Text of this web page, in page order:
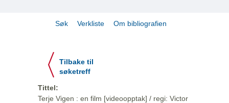
Søk Verkliste Om bibliografien
Tilbake til
søketreff
Tittel:
Terje Vigen : en film [videoopptak] / regi: Victor